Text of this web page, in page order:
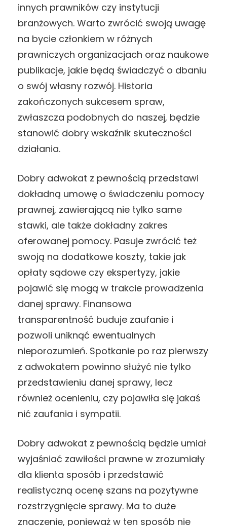
innych prawników czy instytucji
branżowych. Warto zwrócić swoją uwagę
na bycie członkiem w różnych
prawniczych organizacjach oraz naukowe
publikacje, jakie będą świadczyć o dbaniu
o swój własny rozwój. Historia
zakończonych sukcesem spraw,
zwłaszcza podobnych do naszej, będzie
stanowić dobry wskaźnik skuteczności
działania.
Dobry adwokat z pewnością przedstawi
dokładną umowę o świadczeniu pomocy
prawnej, zawierającą nie tylko same
stawki, ale także dokładny zakres
oferowanej pomocy. Pasuje zwrócić też
swoją na dodatkowe koszty, takie jak
opłaty sądowe czy ekspertyzy, jakie
pojawić się mogą w trakcie prowadzenia
danej sprawy. Finansowa
transparentność buduje zaufanie i
pozwoli uniknąć ewentualnych
nieporozumień. Spotkanie po raz pierwszy
z adwokatem powinno służyć nie tylko
przedstawieniu danej sprawy, lecz
również ocenieniu, czy pojawiła się jakaś
nić zaufania i sympatii.
Dobry adwokat z pewnością będzie umiał
wyjaśniać zawiłości prawne w zrozumiały
dla klienta sposób i przedstawić
realistyczną ocenę szans na pozytywne
rozstrzygnięcie sprawy. Ma to duże
znaczenie, ponieważ w ten sposób nie